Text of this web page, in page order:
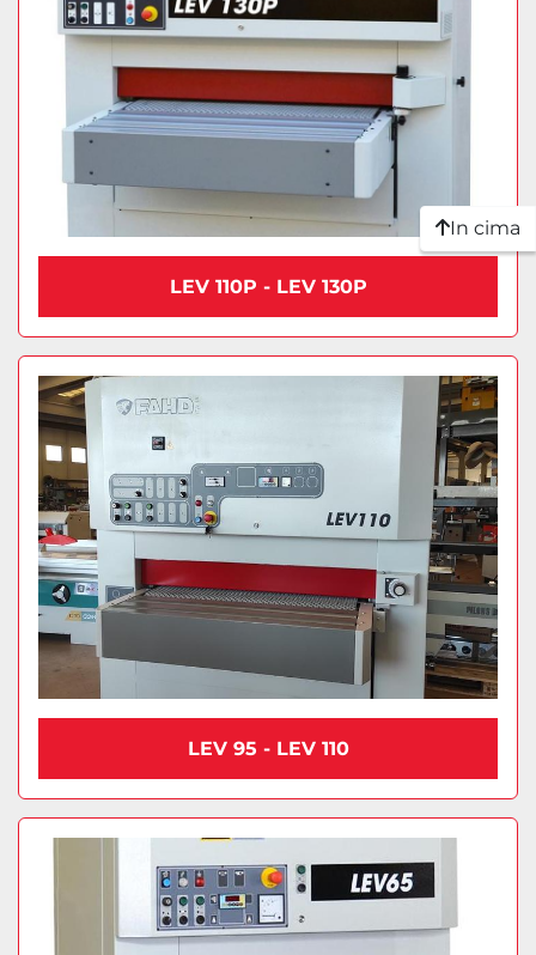
LEV 110P - LEV 130P
LEV 95 - LEV 110
In cima